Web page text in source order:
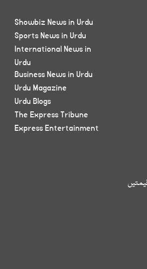
Showbiz News in Urdu
Sports News in Urdu
International News in
Urdu
Business News in Urdu
Urdu Magazine
Urdu Blogs
The Express Tribune
Express Entertainment